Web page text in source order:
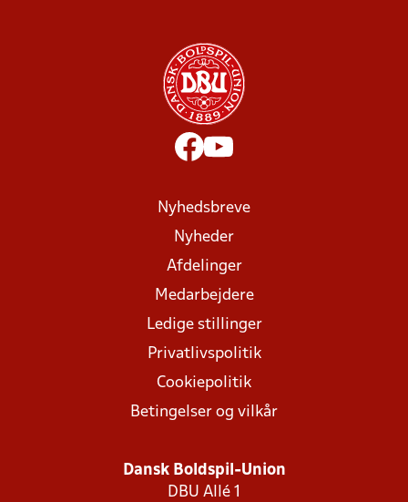
Nyhedsbreve
Nyheder
Afdelinger
Medarbejdere
Ledige stillinger
Privatlivspolitik
Cookiepolitik
Betingelser og vilkår
Dansk Boldspil-Union
DBU Allé 1